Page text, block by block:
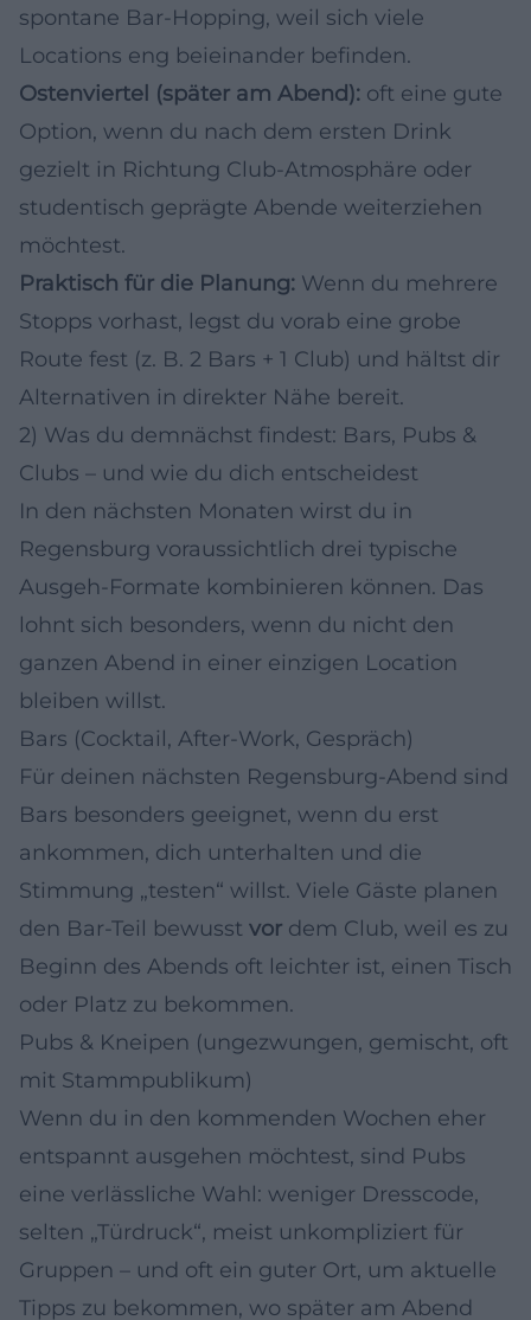
spontane Bar-Hopping, weil sich viele
Locations eng beieinander befinden.
Ostenviertel (später am Abend): oft eine gute
Option, wenn du nach dem ersten Drink
gezielt in Richtung Club-Atmosphäre oder
studentisch geprägte Abende weiterziehen
möchtest.
Praktisch für die Planung: Wenn du mehrere
Stopps vorhast, legst du vorab eine grobe
Route fest (z. B. 2 Bars + 1 Club) und hältst dir
Alternativen in direkter Nähe bereit.
2) Was du demnächst findest: Bars, Pubs &
Clubs – und wie du dich entscheidest
In den nächsten Monaten wirst du in
Regensburg voraussichtlich drei typische
Ausgeh-Formate kombinieren können. Das
lohnt sich besonders, wenn du nicht den
ganzen Abend in einer einzigen Location
bleiben willst.
Bars (Cocktail, After-Work, Gespräch)
Für deinen nächsten Regensburg-Abend sind
Bars besonders geeignet, wenn du erst
ankommen, dich unterhalten und die
Stimmung „testen“ willst. Viele Gäste planen
den Bar-Teil bewusst vor dem Club, weil es zu
Beginn des Abends oft leichter ist, einen Tisch
oder Platz zu bekommen.
Pubs & Kneipen (ungezwungen, gemischt, oft
mit Stammpublikum)
Wenn du in den kommenden Wochen eher
entspannt ausgehen möchtest, sind Pubs
eine verlässliche Wahl: weniger Dresscode,
selten „Türdruck“, meist unkompliziert für
Gruppen – und oft ein guter Ort, um aktuelle
Tipps zu bekommen, wo später am Abend